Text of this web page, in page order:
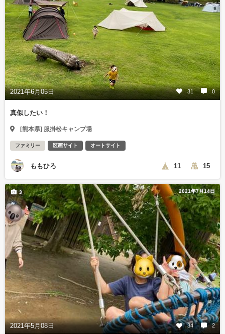
2021年6月05日 31 0
真似したい！
[熊本県] 服掛松キャンプ場
ファミリー 区画サイト オートサイト
ももひろ 11 15
2021年7月14日
2021年5月08日 34 2
3